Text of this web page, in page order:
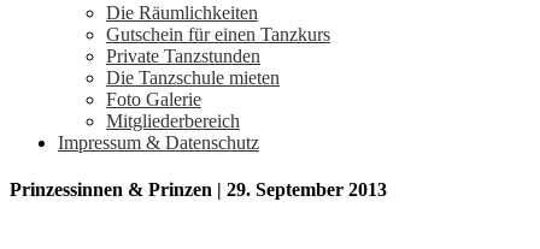
Die Räumlichkeiten
Gutschein für einen Tanzkurs
Private Tanzstunden
Die Tanzschule mieten
Foto Galerie
Mitgliederbereich
Impressum & Datenschutz
Prinzessinnen & Prinzen | 29. September 2013